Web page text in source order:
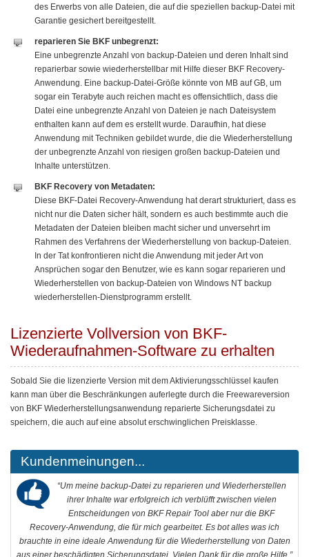
des Erwerbs von alle Dateien, die auf die speziellen backup-Datei mit
Garantie gesichert bereitgestellt.
reparieren Sie BKF unbegrenzt:
Eine unbegrenzte Anzahl von backup-Dateien und deren Inhalt sind
reparierbar sowie wiederherstellbar mit Hilfe dieser BKF Recovery-
Anwendung. Eine backup-Datei-Größe könnte von MB auf GB, um
sogar ein Terabyte auch reichen macht es offensichtlich, dass die
Datei eine unbegrenzte Anzahl von Dateien je nach Dateisystem
enthalten kann auf dem es erstellt wurde. Daraufhin, hat diese
Anwendung mit Techniken gebildet wurde, die die Wiederherstellung
der unbegrenzte Anzahl von riesigen großen backup-Dateien und
Inhalte unterstützen.
BKF Recovery von Metadaten:
Diese BKF-Datei Recovery-Anwendung hat derart strukturiert, dass es
nicht nur die Daten sicher hält, sondern es auch bestimmte auch die
Metadaten der Dateien bleiben macht sicher und unversehrt im
Rahmen des Verfahrens der Wiederherstellung von backup-Dateien.
In der Tat konfrontieren nicht die Anwendung mit jeder Art von
Ansprüchen sogar den Benutzer, wie es kann sogar reparieren und
Wiederherstellen von backup-Dateien von Windows NT backup
wiederherstellen-Dienstprogramm erstellt.
Lizenzierte Vollversion von BKF-
Wiederaufnahmen-Software zu erhalten
Sobald Sie die lizenzierte Version mit dem Aktivierungsschlüssel kaufen
kann man über die Beschränkungen auferlegte durch die Freewareversion
von BKF Wiederherstellungsanwendung reparierte Sicherungsdatei zu
speichern, die auch auf eine absolut erschwinglichen Preisklasse.
Kundenmeinungen...
“Um meine backup-Datei zu reparieren und Wiederherstellen
ihrer Inhalte war erfolgreich ich verblüfft zwischen vielen
Entscheidungen von BKF Repair Tool aber nur die BKF
Recovery-Anwendung, die für mich gearbeitet. Es bot alles was ich
brauchte in eine ideale Anwendung für die Wiederherstellung von Daten
aus einer beschädigten Sicherungsdatei. Vielen Dank für die große Hilfe.”